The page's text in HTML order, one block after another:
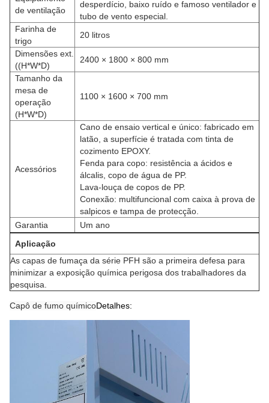
de ventilação
desperdício, baixo ruído e famoso ventilador e
tubo de vento especial.
Farinha de
trigo
20 litros
Dimensões ext.
((H*W*D)
2400 × 1800 × 800 mm
Tamanho da
mesa de
operação
(H*W*D)
1100 × 1600 × 700 mm
Acessórios
Cano de ensaio vertical e único: fabricado em
latão, a superfície é tratada com tinta de
cozimento EPOXY.
Fenda para copo: resistência a ácidos e
álcalis, copo de água de PP.
Lava-louça de copos de PP.
Conexão: multifuncional com caixa à prova de
salpicos e tampa de protecção.
Garantia
Um ano
Aplicação
As capas de fumaça da série PFH são a primeira defesa para
minimizar a exposição química perigosa dos trabalhadores da
pesquisa.
Capô de fumo químicoDetalhes: